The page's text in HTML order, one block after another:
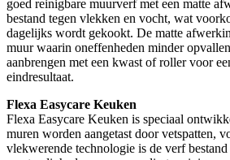
goed reinigbare muurverf met een matte
bestand tegen vlekken en vocht, wat
dagelijks wordt gekookt. De matte
muur waarin oneffenheden minder
aanbrengen met een kwast of roller voor
eindresultaat.
Flexa Easycare Keuken
Flexa Easycare Keuken is speciaal
muren worden aangetast door vetspatten,
vlekwerende technologie is de verf bestand